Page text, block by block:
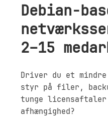
Debian-
2–15
Driver du et
styr på filer,
tunge licensaftaler
afhængighed?